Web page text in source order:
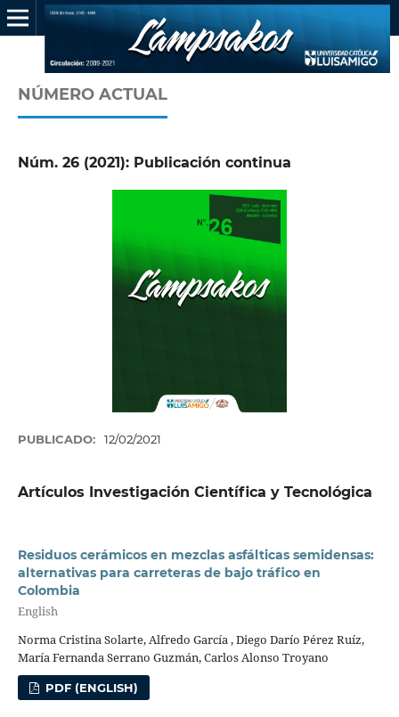
NÚMERO ACTUAL
Núm. 26 (2021): Publicación continua
PUBLICADO: 12/02/2021
Artículos Investigación Científica y Tecnológica
Residuos cerámicos en mezclas asfálticas semidensas:
alternativas para carreteras de bajo tráfico en
Colombia
English
Norma Cristina Solarte, Alfredo García , Diego Darío Pérez Ruíz,
María Fernanda Serrano Guzmán, Carlos Alonso Troyano
PDF (ENGLISH)